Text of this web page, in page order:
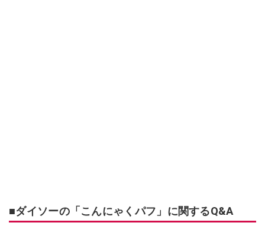
■ダイソーの「こんにゃくパフ」に関するQ&A